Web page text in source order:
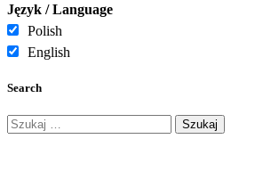
Język / Language
Polish
English
Search
Szukaj: